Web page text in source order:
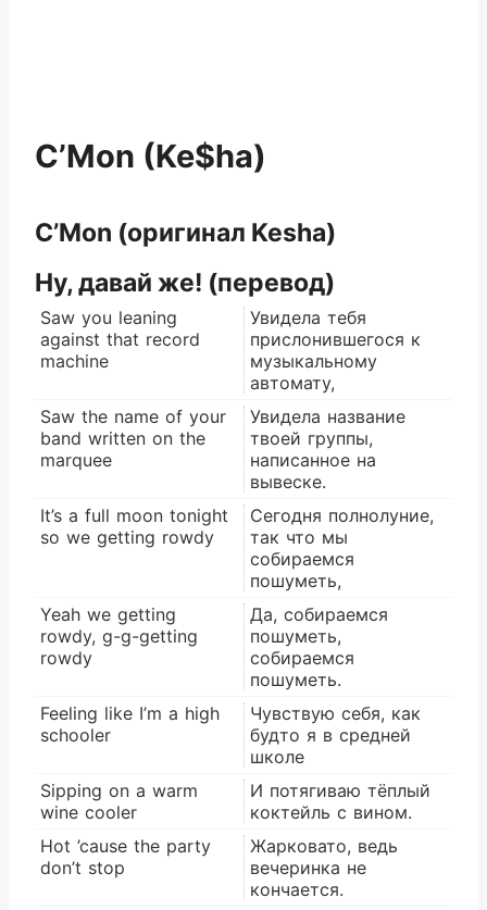
C’Mon (Ke$ha)
C’Mon (оригинал Kesha)
Ну, давай же! (перевод)
Saw you leaning
against that record
machine
Увидела тебя
прислонившегося к
музыкальному
автомату,
Saw the name of your
band written on the
marquee
Увидела название
твоей группы,
написанное на
вывеске.
It’s a full moon tonight
so we getting rowdy
Сегодня полнолуние,
так что мы
собираемся
пошуметь,
Yeah we getting
rowdy, g-g-getting
rowdy
Да, собираемся
пошуметь,
собираемся
пошуметь.
Feeling like I’m a high
schooler
Чувствую себя, как
будто я в средней
школе
Sipping on a warm
wine cooler
И потягиваю тёплый
коктейль с вином.
Hot ’cause the party
don’t stop
Жарковато, ведь
вечеринка не
кончается.